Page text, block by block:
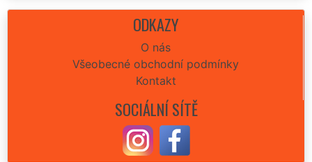
ODKAZY
O nás
Všeobecné obchodní podmínky
Kontakt
SOCIÁLNÍ SÍTĚ